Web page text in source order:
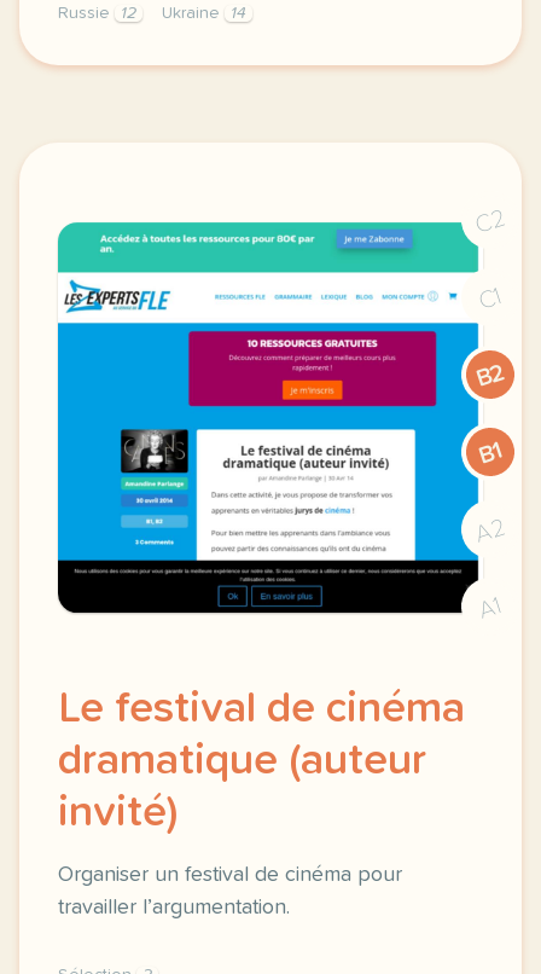
Russie 12 Ukraine 14
didomi host didomi components button cursor
C2
C1
B2
B1
A2
A1
Le festival de cinéma
dramatique (auteur
invité)
Organiser un festival de cinéma pour
travailler l’argumentation.